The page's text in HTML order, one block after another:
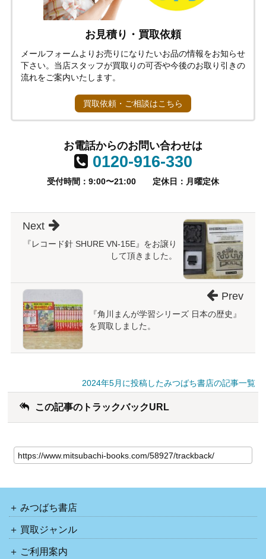
お見積り・買取依頼
メールフォームよりお売りになりたいお品の情報をお知らせ
下さい。当店スタッフが買取りの可否や今後のお取り引きの
流れをご案内いたします。
買取依頼・ご相談はこちら
お電話からのお問い合わせは
0120-916-330
受付時間：9:00〜21:00 定休日：月曜定休
『レコード針 SHURE VN-15E』をお譲り
して頂きました。
Next
『角川まんが学習シリーズ 日本の歴史』
を買取しました。
Prev
2024年5月に投稿したみつばち書店の記事一覧
この記事のトラックバックURL
みつばち書店
買取ジャンル
ご利用案内